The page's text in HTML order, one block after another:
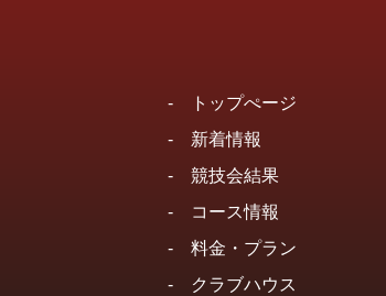
-
トップぺージ
- 新着情報
- 競技会結果
-
コース情報
- 料金・プラン
-
クラブハウス